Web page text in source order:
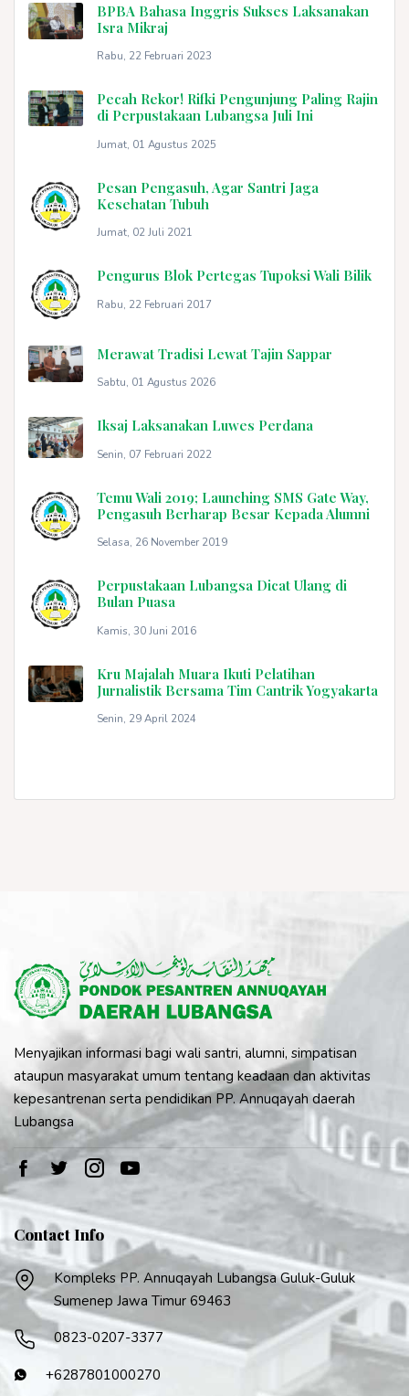
BPBA Bahasa Inggris Sukses Laksanakan
Isra Mikraj
Rabu, 22 Februari 2023
Pecah Rekor! Rifki Pengunjung Paling Rajin
di Perpustakaan Lubangsa Juli Ini
Jumat, 01 Agustus 2025
Pesan Pengasuh, Agar Santri Jaga
Kesehatan Tubuh
Jumat, 02 Juli 2021
Pengurus Blok Pertegas Tupoksi Wali Bilik
Rabu, 22 Februari 2017
Merawat Tradisi Lewat Tajin Sappar
Sabtu, 01 Agustus 2026
Iksaj Laksanakan Luwes Perdana
Senin, 07 Februari 2022
Temu Wali 2019; Launching SMS Gate Way,
Pengasuh Berharap Besar Kepada Alumni
Selasa, 26 November 2019
Perpustakaan Lubangsa Dicat Ulang di
Bulan Puasa
Kamis, 30 Juni 2016
Kru Majalah Muara Ikuti Pelatihan
Jurnalistik Bersama Tim Cantrik Yogyakarta
Senin, 29 April 2024
Menyajikan informasi bagi wali santri, alumni, simpatisan
ataupun masyarakat umum tentang keadaan dan aktivitas
kepesantrenan serta pendidikan PP. Annuqayah daerah
Lubangsa
Contact Info
Kompleks PP. Annuqayah Lubangsa Guluk-Guluk
Sumenep Jawa Timur 69463
0823-0207-3377
+6287801000270